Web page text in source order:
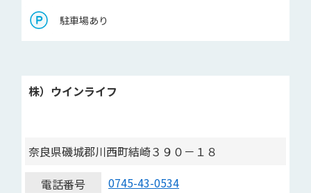
駐車場あり
株）ウインライフ
奈良県磯城郡川西町結崎３９０－１８
電話番号
0745-43-0534